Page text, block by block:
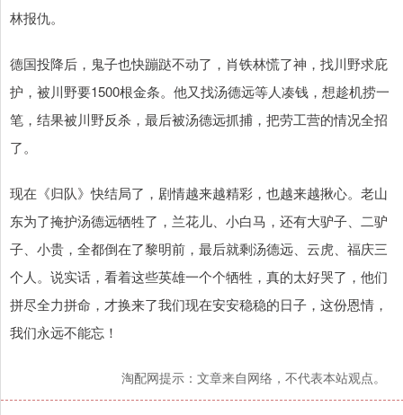
林报仇。
德国投降后，鬼子也快蹦跶不动了，肖铁林慌了神，找川野求庇
护，被川野要1500根金条。他又找汤德远等人凑钱，想趁机捞一
笔，结果被川野反杀，最后被汤德远抓捕，把劳工营的情况全招
了。
现在《归队》快结局了，剧情越来越精彩，也越来越揪心。老山
东为了掩护汤德远牺牲了，兰花儿、小白马，还有大驴子、二驴
子、小贵，全都倒在了黎明前，最后就剩汤德远、云虎、福庆三
个人。说实话，看着这些英雄一个个牺牲，真的太好哭了，他们
拼尽全力拼命，才换来了我们现在安安稳稳的日子，这份恩情，
我们永远不能忘！
淘配网提示：文章来自网络，不代表本站观点。